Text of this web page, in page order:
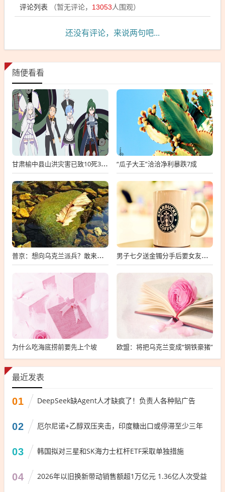
评论列表 （暂无评论， 13053人围观）
还没有评论，来说两句吧...
随便看看
甘肃榆中县山洪灾害已致10死33失联 “瓜子大王”洽洽净利暴跌7成
普京：想向乌克兰派兵？敢来就打，普京，敢派兵到乌克兰，将面临严厉反击 男子七夕送金镯分手后要女友还钱
为什么吃海底捞前要先上个坡 欧盟：将把乌克兰变成“钢铁豪猪”
最近发表
01 DeepSeek缺Agent人才缺疯了！负责人各种贴广告
02 厄尔尼诺+乙醇双压夹击，印度糖出口或停滞至少三年
03 韩国拟对三星和SK海力士杠杆ETF采取单独措施
04 2026年以旧换新带动销售额超1万亿元 1.36亿人次受益